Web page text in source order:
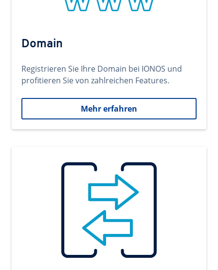
Domain
Registrieren Sie Ihre Domain bei IONOS und
profitieren Sie von zahlreichen Features.
Mehr erfahren